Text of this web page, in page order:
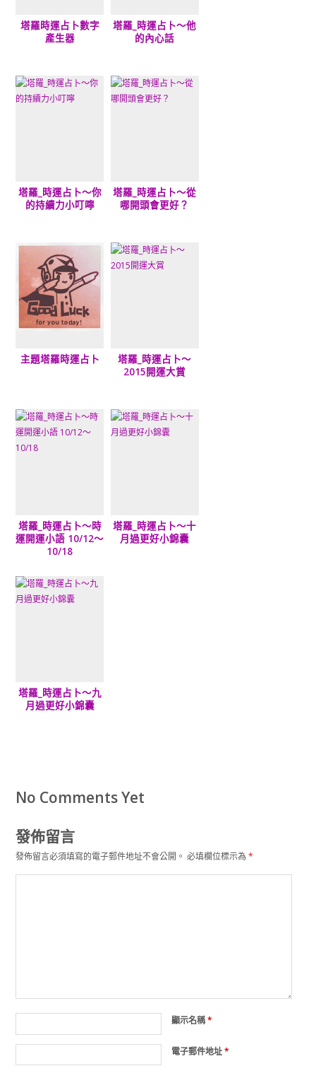
塔羅時運占卜數字
產生器
塔羅_時運占卜～他
的內心話
塔羅_時運占卜～你
的持續力小叮嚀
塔羅_時運占卜～從
哪開頭會更好？
主題塔羅時運占卜
塔羅_時運占卜～
2015開運大賞
塔羅_時運占卜～時
運開運小語 10/12～
10/18
塔羅_時運占卜～十
月過更好小錦囊
塔羅_時運占卜～九
月過更好小錦囊
No Comments Yet
發佈留言
發佈留言必須填寫的電子郵件地址不會公開。 必填欄位標示為*
顯示名稱*
電子郵件地址*